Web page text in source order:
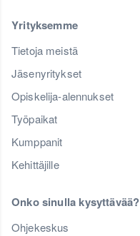
Yrityksemme
Tietoja meistä
Jäsenyritykset
Opiskelija-alennukset
Työpaikat
Kumppanit
Kehittäjille
Onko sinulla kysyttävää?
Ohjekeskus